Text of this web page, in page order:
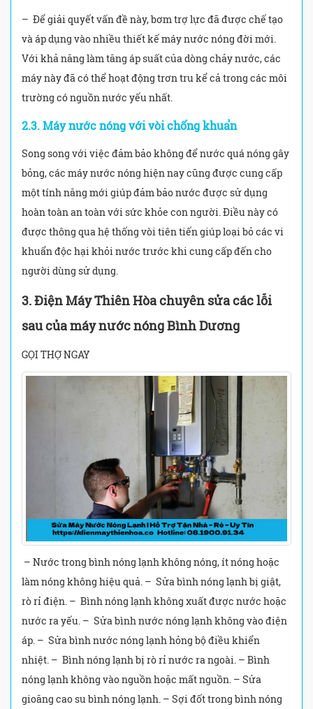
– Để giải quyết vấn đề này, bơm trợ lực đã được chế tạo
và áp dụng vào nhiều thiết kế máy nước nóng đời mới.
Với khả năng làm tăng áp suất của dòng chảy nước, các
máy này đã có thể hoạt động trơn tru kể cả trong các môi
trường có nguồn nước yếu nhất.
2.3. Máy nước nóng với vòi chống khuẩn
Song song với việc đảm bảo không để nước quá nóng gây
bỏng, các máy nước nóng hiện nay cũng được cung cấp
một tính năng mới giúp đảm bảo nước được sử dụng
hoàn toàn an toàn với sức khỏe con người. Điều này có
được thông qua hệ thống vòi tiên tiến giúp loại bỏ các vi
khuẩn độc hại khỏi nước trước khi cung cấp đến cho
người dùng sử dụng.
3. Điện Máy Thiên Hòa chuyên sửa các lỗi
sau của máy nước nóng Bình Dương
GỌI THỢ NGAY
– Nước trong bình nóng lạnh không nóng, ít nóng hoặc
làm nóng không hiệu quả. – Sửa bình nóng lạnh bị giật,
rò rỉ điện. – Bình nóng lạnh không xuất được nước hoặc
nước ra yếu. – Sửa bình nước nóng lạnh không vào điện
áp. – Sửa bình nước nóng lạnh hỏng bộ điều khiển
nhiệt. – Bình nóng lạnh bị rò rỉ nước ra ngoài. – Bình
nóng lạnh không vào nguồn hoặc mất nguồn. – Sửa
gioăng cao su bình nóng lạnh. – Sợi đốt trong bình nóng